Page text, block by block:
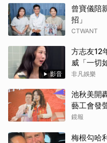
曾寶儀陪
招」
CTWANT
影音
方志友12
威「一切
非凡娛樂
池秋美開
藝工會發
鏡報
梅根勾哈